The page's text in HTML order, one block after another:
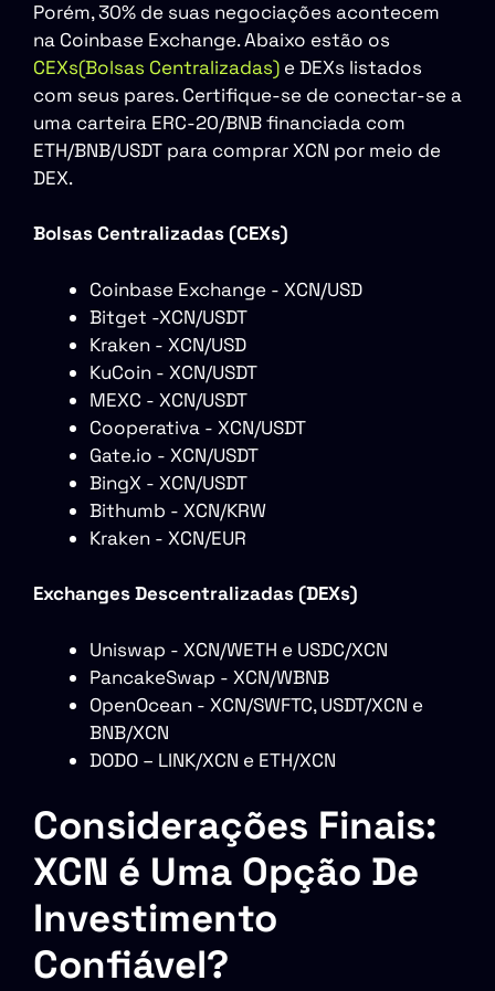
Porém, 30% de suas negociações acontecem
na Coinbase Exchange. Abaixo estão os
CEXs(Bolsas Centralizadas) e DEXs listados
com seus pares. Certifique-se de conectar-se a
uma carteira ERC-20/BNB financiada com
ETH/BNB/USDT para comprar XCN por meio de
DEX.
Bolsas Centralizadas (CEXs)
Coinbase Exchange - XCN/USD
Bitget -XCN/USDT
Kraken - XCN/USD
KuCoin - XCN/USDT
MEXC - XCN/USDT
Cooperativa - XCN/USDT
Gate.io - XCN/USDT
BingX - XCN/USDT
Bithumb - XCN/KRW
Kraken - XCN/EUR
Exchanges Descentralizadas (DEXs)
Uniswap - XCN/WETH e USDC/XCN
PancakeSwap - XCN/WBNB
OpenOcean - XCN/SWFTC, USDT/XCN e
BNB/XCN
DODO – LINK/XCN e ETH/XCN
Considerações Finais:
XCN é Uma Opção De
Investimento
Confiável?